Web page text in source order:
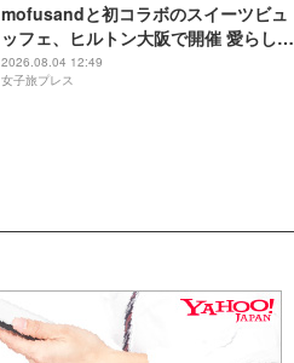
mofusandと初コラボのスイーツビュ
ッフェ、ヒルトン大阪で開催 愛らしい
にゃんこ達がケーキに
2026.08.04 12:49
女子旅プレス